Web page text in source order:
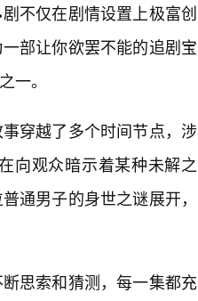
不仅在剧情设置上极富创
部让你欲罢不能的追剧宝
一。
穿越了多个时间节点，涉
向观众暗示着某种未解之
通男子的身世之谜展开，
思索和猜测，每一集都充